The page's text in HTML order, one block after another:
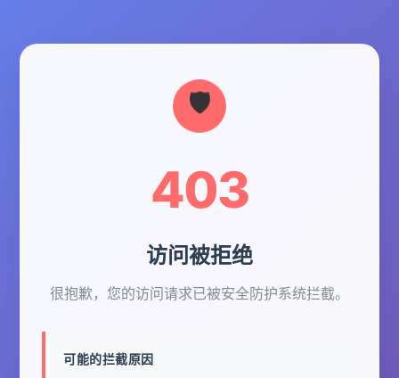
403
访问被拒绝
很抱歉，您的访问请求已被安全防护系统拦截。
可能的拦截原因